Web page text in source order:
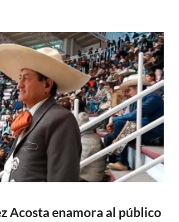
Acosta enamora al público